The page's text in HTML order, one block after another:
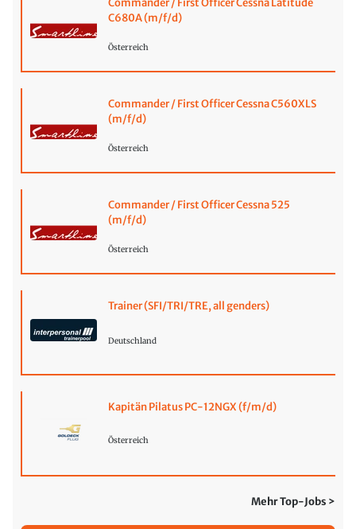
C680A (m/f/d)
Österreich
Commander / First Officer Cessna C560XLS
(m/f/d)
Österreich
Commander / First Officer Cessna 525
(m/f/d)
Österreich
Trainer (SFI/TRI/TRE, all genders)
Deutschland
Kapitän Pilatus PC-12NGX (f/m/d)
Österreich
Mehr Top-Jobs >